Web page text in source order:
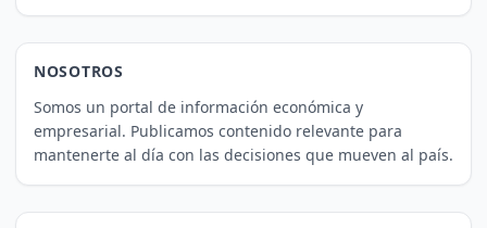
NOSOTROS
Somos un portal de información económica y
empresarial. Publicamos contenido relevante para
mantenerte al día con las decisiones que mueven al país.